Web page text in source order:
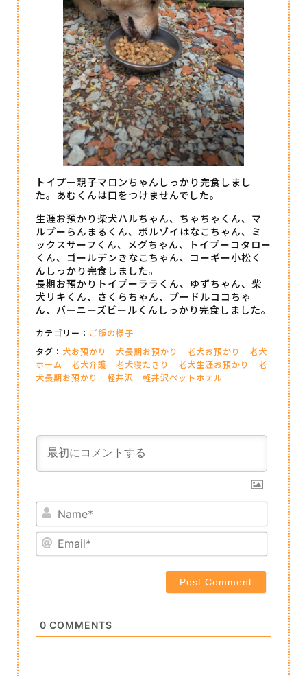
トイプー親子マロンちゃんしっかり完食しまし
た。あむくんは口をつけませんでした。
生涯お預かり柴犬ハルちゃん、ちゃちゃくん、マ
ルプーらんまるくん、ボルゾイはなこちゃん、ミ
ックスサーフくん、メグちゃん、トイプーコタロー
くん、ゴールデンきなこちゃん、コーギー小松く
んしっかり完食しました。
長期お預かりトイプーララくん、ゆずちゃん、柴
犬リキくん、さくらちゃん、プードルココちゃ
ん、バーニーズビールくんしっかり完食しました。
カテゴリー： ご飯の様子
タグ： 犬お預かり 犬長期お預かり 老犬お預かり
老犬
ホーム
老犬介護 老犬寝たきり 老犬生涯お預かり
老
犬長期お預かり
軽井沢 軽井沢ペットホテル
Name*
Email*
0 COMMENTS